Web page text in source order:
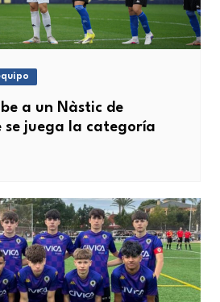
a un Nàstic de
se juega la categoría